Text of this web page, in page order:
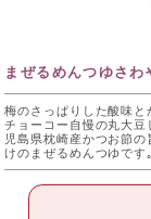
まぜるめんつゆさわ
梅のさっぱりした酸味と
チョーコー自慢の丸大
児島県枕崎産かつお節
けのまぜるめんつゆです｡